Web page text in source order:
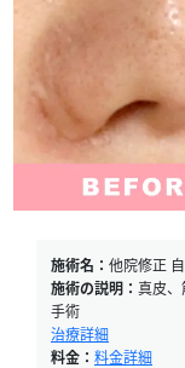
施術名： 他院修正
施術の説明： 真皮、
手術
治療詳細
料金： 料金詳細